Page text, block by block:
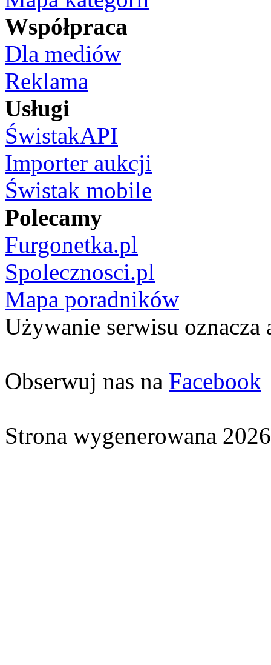
Współpraca
Dla mediów
Reklama
Usługi
ŚwistakAPI
Importer aukcji
Świstak mobile
Polecamy
Furgonetka.pl
Spolecznosci.pl
Mapa poradników
Używanie serwisu oznacza
Obserwuj nas na Facebook
Strona wygenerowana